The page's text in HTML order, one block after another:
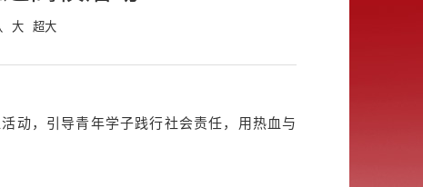
大 超大
动，引导青年学子践行社会责任，用热血与